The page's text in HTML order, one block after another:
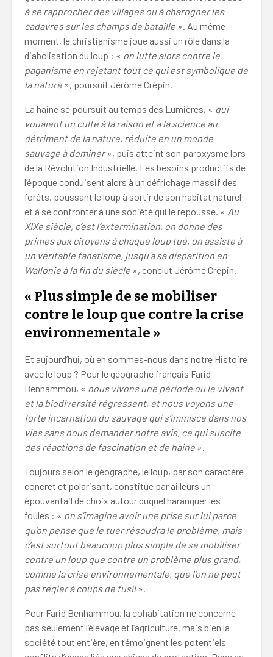
à se rapprocher des villages ou à charogner les
cadavres sur les champs de bataille ». Au même
moment, le christianisme joue aussi un rôle dans la
diabolisation du loup : « on lutte alors contre le
paganisme en rejetant tout ce qui est symbolique de
la nature », poursuit Jérôme Crépin.
La haine se poursuit au temps des Lumières, « qui
vouaient un culte à la raison et à la science au
détriment de la nature, réduite en un monde
sauvage à dominer», puis atteint son paroxysme lors
de la Révolution Industrielle. Les besoins productifs de
l’époque conduisent alors à un défrichage massif des
forêts, poussant le loup à sortir de son habitat naturel
et à se confronter à une société qui le repousse. « Au
XIXe siècle, c’est l’extermination, on donne des
primes aux citoyens à chaque loup tué, on assiste à
un véritable fanatisme, jusqu’à sa disparition en
Wallonie à la fin du siècle », conclut Jérôme Crépin.
« Plus simple de se mobiliser
contre le loup que contre la crise
environnementale »
Et aujourd’hui, où en sommes-nous dans notre Histoire
avec le loup ? Pour le géographe français Farid
Benhammou, « nous vivons une période où le vivant
et la biodiversité régressent, et nous voyons une
forte incarnation du sauvage qui s’immisce dans nos
vies sans nous demander notre avis, ce qui suscite
des réactions de fascination et de haine ».
Toujours selon le géographe, le loup, par son caractère
concret et polarisant, constitue par ailleurs un
épouvantail de choix autour duquel haranguer les
foules : « on s’imagine avoir une prise sur lui parce
qu’on pense que le tuer résoudra le problème, mais
c’est surtout beaucoup plus simple de se mobiliser
contre un loup que contre un problème plus grand,
comme la crise environnementale, que l’on ne peut
pas régler à coups de fusil».
Pour Farid Benhammou, la cohabitation ne concerne
pas seulement l’élevage et l’agriculture, mais bien la
société tout entière, en témoignent les potentiels